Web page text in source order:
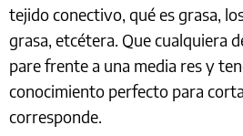
tejido conectivo, qué es grasa,
grasa, etcétera. Que cualquiera
pare frente a una media res y
conocimiento perfecto para
corresponde.